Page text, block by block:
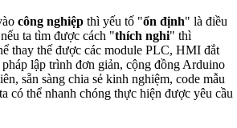
công nghiệp thì yếu tố "ổn định" là điều
ta tìm được cách "thích nghi" thì
thay thế được các module PLC, HMI đắt
lập trình đơn giản, cộng đồng Arduino
sẵn sàng chia sẻ kinh nghiệm, code mẫu
có thể nhanh chóng thực hiện được yêu cầu